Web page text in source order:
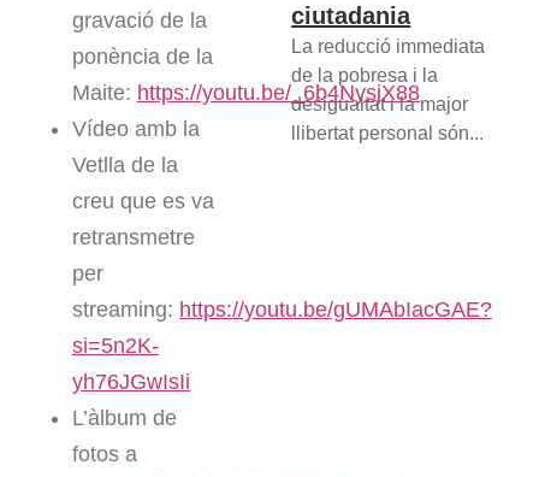
gravació de la
ponència de la
Maite: https://youtu.be/_6b4NysjX88
Vídeo amb la
Vetlla de la
creu que es va
retransmetre
per
streaming: https://youtu.be/gUMAbIacGAE?
si=5n2K-
yh76JGwIsIi
L’àlbum de
fotos a
ciutadania
La reducció immediata
de la pobresa i la
desigualtat i la major
llibertat personal són...